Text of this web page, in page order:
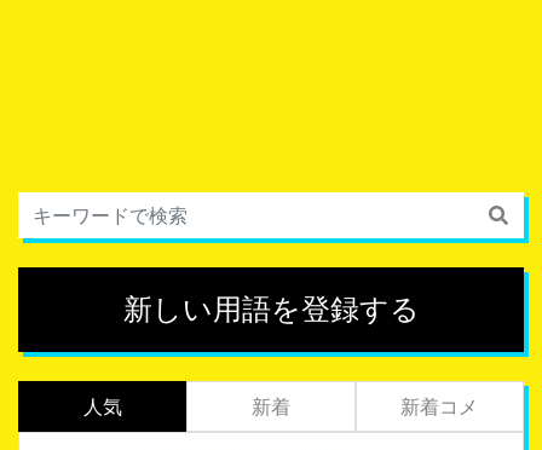
新しい用語を登録する
人気 新着 新着コメ